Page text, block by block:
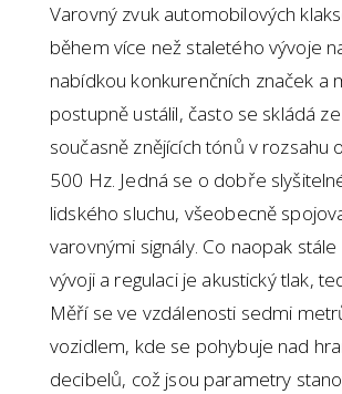
Varovný zvuk automobilových
během více než staletého vývoje
nabídkou konkurenčních značek a
postupně ustálil, často se skládá
současně znějících tónů v rozsahu
500 Hz. Jedná se o dobře
lidského sluchu, všeobecně
varovnými signály. Co naopak
vývoji a regulaci je akustický tlak,
Měří se ve vzdálenosti sedmi
vozidlem, kde se pohybuje nad
decibelů, což jsou parametry